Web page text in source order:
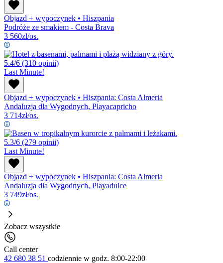
Objazd + wypoczynek • Hiszpania
Podróże ze smakiem - Costa Brava
3 560zł/os.
5.4/6 (310 opinii)
Last Minute!
Objazd + wypoczynek • Hiszpania: Costa Almeria
Andaluzja dla Wygodnych, Playacapricho
3 714zł/os.
5.3/6 (279 opinii)
Last Minute!
Objazd + wypoczynek • Hiszpania: Costa Almeria
Andaluzja dla Wygodnych, Playadulce
3 749zł/os.
Zobacz wszystkie
Call center
42 680 38 51 codziennie w godz. 8:00-22:00